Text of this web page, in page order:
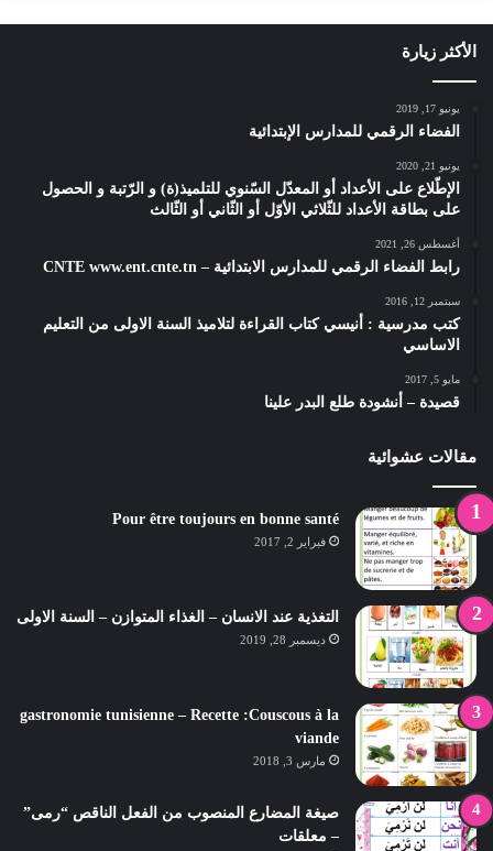
الأكثر زيارة
يونيو 17, 2019
الفضاء الرقمي للمدارس الإبتدائية
يونيو 21, 2020
الإطّلاع على الأعداد أو المعدّل السّنوي للتلميذ(ة) و الرّتبة و الحصول
على بطاقة الأعداد للثّلاثي الأوّل أو الثّاني أو الثّالث
أغسطس 26, 2021
رابط الفضاء الرقمي للمدارس الابتدائية – CNTE www.ent.cnte.tn
سبتمبر 12, 2016
كتب مدرسية : أنيسي كتاب القراءة لتلاميذ السنة الاولى من التعليم
الاساسي
مايو 5, 2017
قصيدة – أنشودة طلع البدر علينا
مقالات عشوائية
Pour être toujours en bonne santé
فبراير 2, 2017
التغذية عند الانسان – الغذاء المتوازن – السنة الاولى
ديسمبر 28, 2019
gastronomie tunisienne – Recette :Couscous à la
viande
مارس 3, 2018
صيغة المضارع المنصوب من الفعل الناقص “رمى”
– معلقات